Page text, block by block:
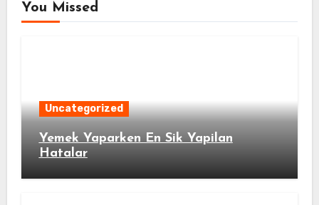
You Missed
Uncategorized
Yemek Yaparken En Sik Yapilan
Hatalar